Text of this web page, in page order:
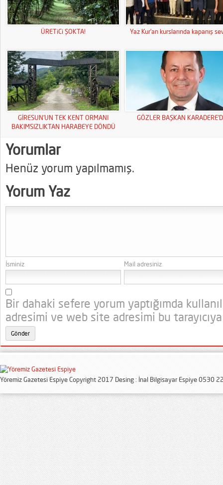
ÜRETiCi ŞOKTA! Yaz Kur’an kurslarında kapanış
GİRESUN’UN TEK KENT ORMANI
BAKIMSIZLIKTAN HARABEYE DÖNDÜ
GÖZLER BAŞKAN
Yorumlar
Henüz yorum yapılmamış.
Yorum Yaz
İsminiz Mail adresiniz
Bir dahaki sefere yorum yaptığımda
adresimi ve web site adresimi bu
Yöremiz Gazetesi Espiye Copyright 2017 Desing : İnal Bilgisayar Espiye 0530